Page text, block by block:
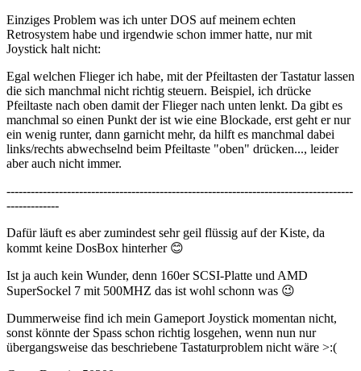
Einziges Problem was ich unter DOS auf meinem echten
Retrosystem habe und irgendwie schon immer hatte, nur mit
Joystick halt nicht:
Egal welchen Flieger ich habe, mit der Pfeiltasten der Tastatur lassen
die sich manchmal nicht richtig steuern. Beispiel, ich drücke
Pfeiltaste nach oben damit der Flieger nach unten lenkt. Da gibt es
manchmal so einen Punkt der ist wie eine Blockade, erst geht er nur
ein wenig runter, dann garnicht mehr, da hilft es manchmal dabei
links/rechts abwechselnd beim Pfeiltaste "oben" drücken..., leider
aber auch nicht immer.
--------------------------------------------------------------------------------------
-------------
Dafür läuft es aber zumindest sehr geil flüssig auf der Kiste, da
kommt keine DosBox hinterher 😊
Ist ja auch kein Wunder, denn 160er SCSI-Platte und AMD
SuperSockel 7 mit 500MHZ das ist wohl schonn was 😉
Dummerweise find ich mein Gameport Joystick momentan nicht,
sonst könnte der Spass schon richtig losgehen, wenn nun nur
übergangsweise das beschriebene Tastaturproblem nicht wäre >:(